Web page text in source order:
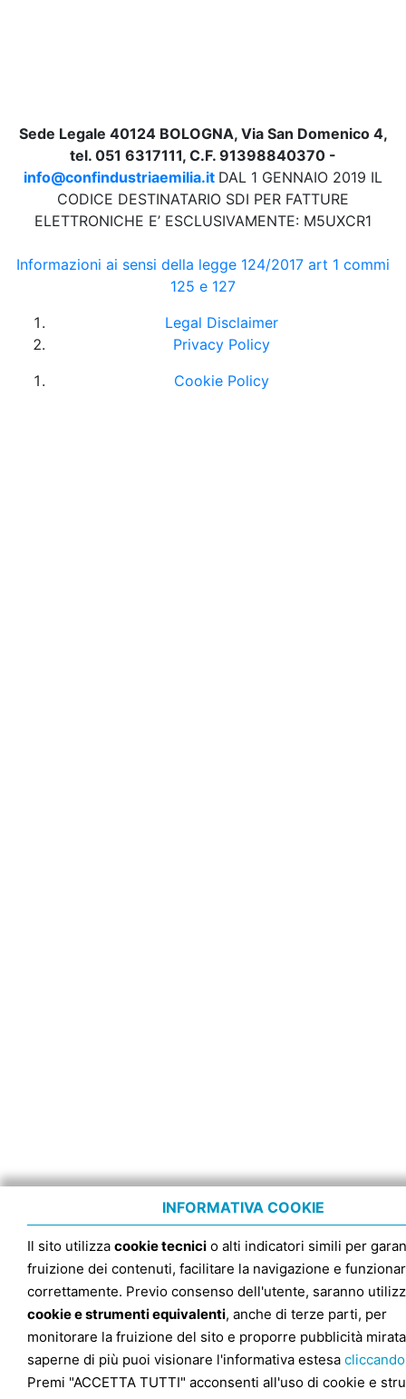
Sede Legale 40124 BOLOGNA, Via San Domenico 4,
tel. 051 6317111, C.F. 91398840370 -
info@confindustriaemilia.it DAL 1 GENNAIO 2019 IL
CODICE DESTINATARIO SDI PER FATTURE
ELETTRONICHE E’ ESCLUSIVAMENTE: M5UXCR1
Informazioni ai sensi della legge 124/2017 art 1 commi
125 e 127
Legal Disclaimer
Privacy Policy
Cookie Policy
INFORMATIVA COOKIE
Il sito utilizza cookie tecnici o alti indicatori simili per
fruizione dei contenuti, facilitare la navigazione e
correttamente. Previo consenso dell'utente, saranno
cookie e strumenti equivalenti, anche di terze parti, per
monitorare la fruizione del sito e proporre pubblicità
saperne di più puoi visionare l'informativa estesa
Premi "ACCETTA TUTTI" acconsenti all'uso di cookie e